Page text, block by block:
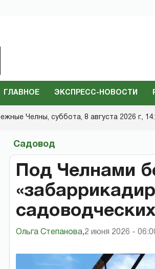
ГЛАВНОЕ ЭКСПРЕСС-НОВОСТИ
Челны, суббота, 8 августа 2026 г.,
Садовод
Под Челнами
Ольга Степанова,2 июня 2026 -